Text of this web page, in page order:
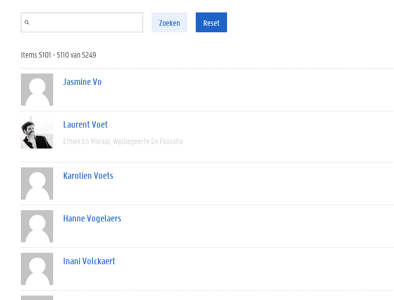
Zoeken Reset
Items 5101 - 5110 van 5249
Jasmine Vo
Laurent Voet
Ethiek En Moraal Wijsbegeerte En Filosofie
Karolien Voets
Hanne Vogelaers
Inani Volckaert